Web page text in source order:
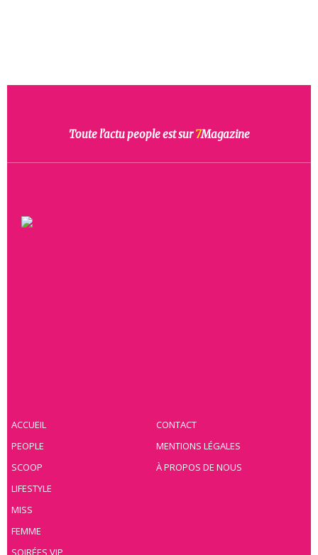
Toute l’actu people est sur7Magazine
ACCUEIL
PEOPLE
SCOOP
LIFESTYLE
MISS
FEMME
SOIRÉES VIP
CONTACT
MENTIONS LÉGALES
À PROPOS DE NOUS